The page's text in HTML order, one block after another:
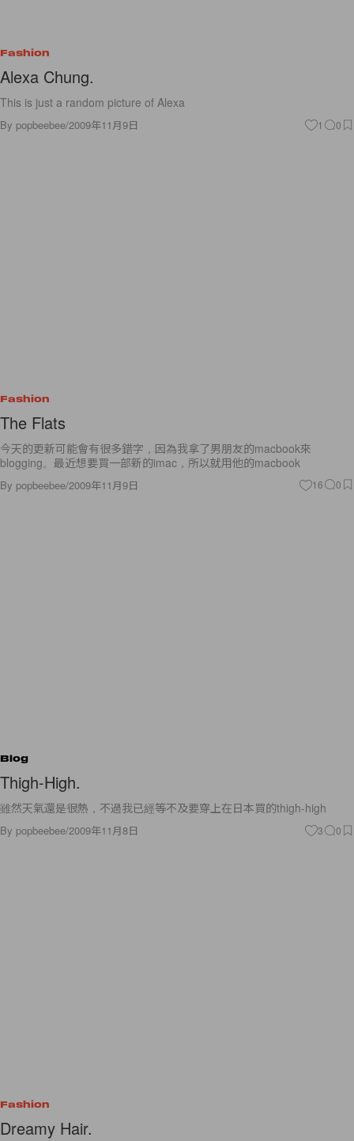
Fashion
Alexa Chung.
This is just a random picture of Alexa
By popbeebee/2009年11月9日 1 0
Fashion
The Flats
今天的更新可能會有很多錯字，因為我拿了男朋友的macbook來
blogging。最近想要買一部新的imac，所以就用他的macbook
By popbeebee/2009年11月9日 16 0
Blog
Thigh-High.
雖然天氣還是很熱，不過我已經等不及要穿上在日本買的thigh-high
By popbeebee/2009年11月8日 3 0
Fashion
Dreamy Hair.